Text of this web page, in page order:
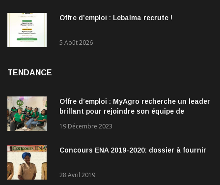
Offre d’emploi : Lebalma recrute !
5 Août 2026
TENDANCE
Offre d’emploi : MyAgro recherche un leader
brillant pour rejoindre son équipe de
19 Décembre 2023
Concours ENA 2019-2020: dossier à fournir
28 Avril 2019